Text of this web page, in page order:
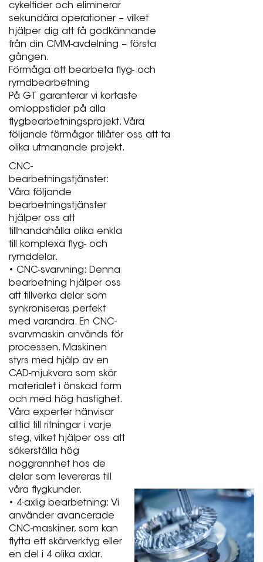
cykeltider och eliminerar
sekundära operationer – vilket
hjälper dig att få godkännande
från din CMM-avdelning – första
gången.
Förmåga att bearbeta flyg- och
rymdbearbetning
På GT garanterar vi kortaste
omloppstider på alla
flygbearbetningsprojekt. Våra
följande förmågor tillåter oss att ta
olika utmanande projekt.
CNC-
bearbetningstjänster:
Våra följande
bearbetningstjänster
hjälper oss att
tillhandahålla olika enkla
till komplexa flyg- och
rymddelar.
• CNC-svarvning: Denna
bearbetning hjälper oss
att tillverka delar som
synkroniseras perfekt
med varandra. En CNC-
svarvmaskin används för
processen. Maskinen
styrs med hjälp av en
CAD-mjukvara som skär
materialet i önskad form
och med hög hastighet.
Våra experter hänvisar
alltid till ritningar i varje
steg, vilket hjälper oss att
säkerställa hög
noggrannhet hos de
delar som levereras till
våra flygkunder.
• 4-axlig bearbetning: Vi
använder avancerade
CNC-maskiner, som kan
flytta ett skärverktyg eller
en del i 4 olika axlar.